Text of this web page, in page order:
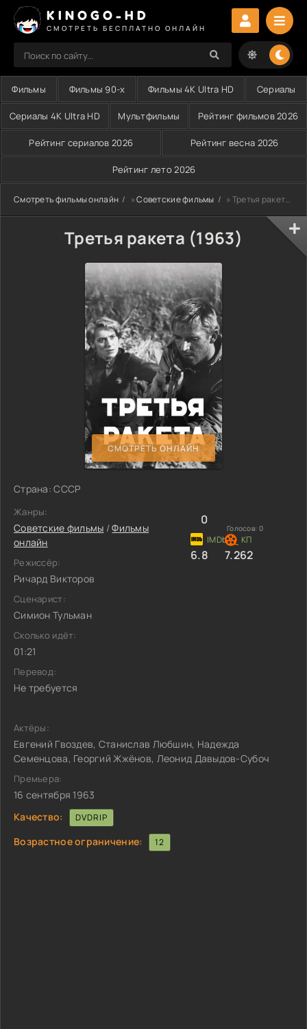
KINOGO-HD
СМОТРЕТЬ БЕСПЛАТНО ОНЛАЙН
Фильмы Фильмы 90-х Фильмы 4K Ultra HD Сериалы
Сериалы 4K Ultra HD Мультфильмы Рейтинг фильмов 2026
Рейтинг сериалов 2026 Рейтинг весна 2026
Рейтинг лето 2026
Смотреть фильмы онлайн »Советские фильмы » Третья ракета (1963)
Третья ракета (1963)
СМОТРЕТЬ ОНЛАЙН
Страна: СССР
Жанры:
Советские фильмы /Фильмы
онлайн
Режиссёр:
Ричард Викторов
Сценарист:
Симион Тульман
Сколько идёт:
01:21
Перевод:
Не требуется
0
Голосов: 0
6.8 7.262
Актёры:
Евгений Гвоздев, Станислав Любшин, Надежда
Семенцова, Георгий Жжёнов, Леонид Давыдов-Субоч
Премьера:
16 сентября 1963
Качество:
DVDRIP
Возрастное ограничение: 12